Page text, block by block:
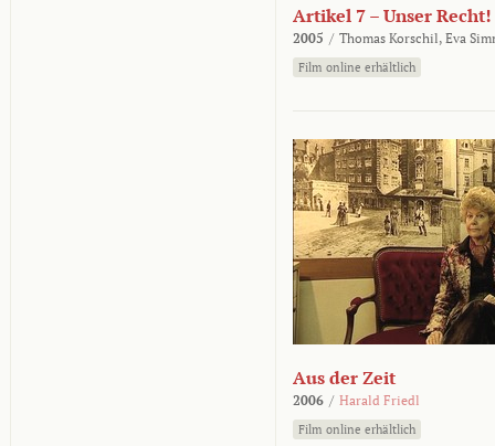
Artikel 7 – Unser Recht!
2005 / Thomas Korschil, Eva
Film online erhältlich
Aus der Zeit
2006 / Harald Friedl
Film online erhältlich